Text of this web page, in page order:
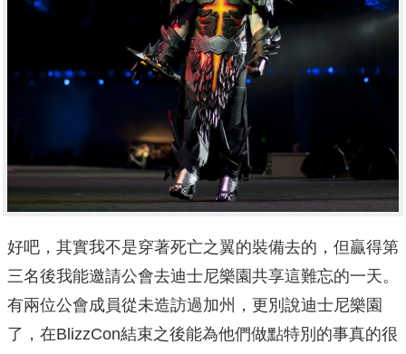
好吧，其實我不是穿著死亡之翼的裝備去的，但贏得第
三名後我能邀請公會去迪士尼樂園共享這難忘的一天。
有兩位公會成員從未造訪過加州，更別說迪士尼樂園
了，在BlizzCon結束之後能為他們做點特別的事真的很